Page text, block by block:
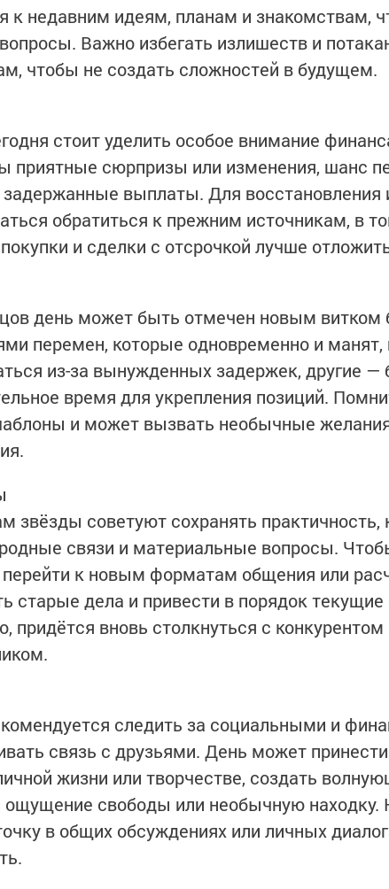
к недавним идеям, планам и знакомствам,
Важно избегать излишеств и
чтобы не создать сложностей в будущем.
стоит уделить особое внимание
приятные сюрпризы или изменения, шанс
задержанные выплаты. Для
обратиться к прежним источникам, в
и сделки с отсрочкой лучше
день может быть отмечен новым витком
перемен, которые одновременно и манят,
из-за вынужденных задержек, другие —
время для укрепления позиций.
и может вызвать необычные
звёзды советуют сохранять практичность,
связи и материальные вопросы.
к новым форматам общения или
старые дела и привести в порядок текущие
придётся вновь столкнуться с
следить за социальными и
связь с друзьями. День может
жизни или творчестве, создать
ощущение свободы или необычную находку.
в общих обсуждениях или личных